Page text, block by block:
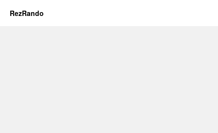
RezRando